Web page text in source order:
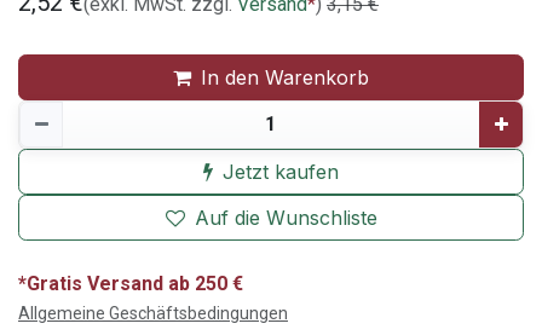
In den Warenkorb
Jetzt kaufen
Auf die Wunschliste
*Gratis Versand ab 250 €
Allgemeine Geschäftsbedingungen